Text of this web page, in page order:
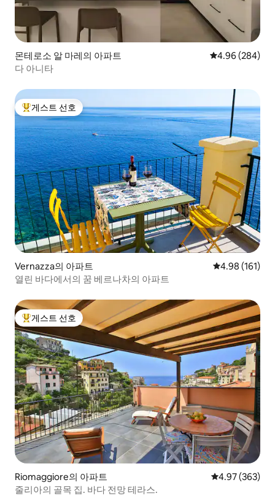
몬테로소 알 마레의 아파트 평점 4.96점(5
4.96 (284)
다 아니타
상위 게스트 선호
게스트 선호
Vernazza의 아파트 평점 4.98점(5
4.98 (161)
열린 바다에서의 꿈 베르나차의 아파트
상위 게스트 선호
게스트 선호
Riomaggiore의 아파트 평점 4.97점(5
4.97 (363)
줄리아의 골목 집. 바다 전망 테라스.